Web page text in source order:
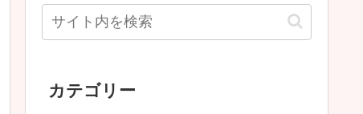
カテゴリー